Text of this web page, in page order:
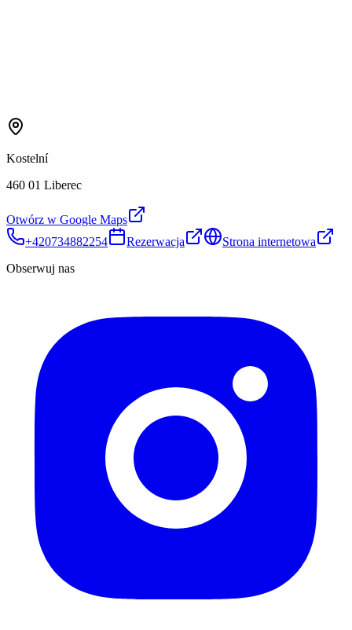
Kostelní
460 01 Liberec
Otwórz w Google Maps
+420734882254
Rezerwacja
Strona internetowa
Obserwuj nas